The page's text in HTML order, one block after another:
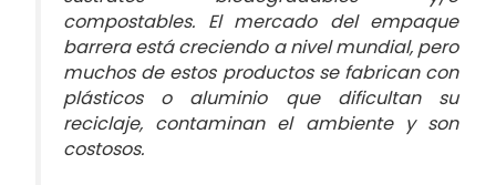
compostables. El mercado del empaque
barrera está creciendo a nivel mundial, pero
muchos de estos productos se fabrican con
plásticos o aluminio que dificultan su
reciclaje, contaminan el ambiente y son
costosos.